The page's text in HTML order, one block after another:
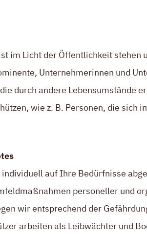
im Licht der Öffentlichkeit stehen
Unternehmerinnen und
durch andere Lebensumstände
wie z. B. Personen, die sich
auf Ihre Bedürfnisse
personeller und
wir entsprechend der
arbeiten als Leibwächter und